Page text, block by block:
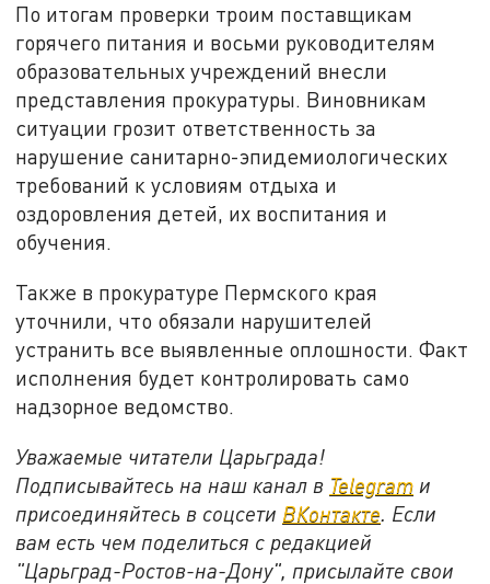
По итогам проверки троим поставщикам
горячего питания и восьми руководителям
образовательных учреждений внесли
представления прокуратуры. Виновникам
ситуации грозит ответственность за
нарушение санитарно-эпидемиологических
требований к условиям отдыха и
оздоровления детей, их воспитания и
обучения.
Также в прокуратуре Пермского края
уточнили, что обязали нарушителей
устранить все выявленные оплошности. Факт
исполнения будет контролировать само
надзорное ведомство.
Уважаемые читатели Царьграда!
Подписывайтесь на наш канал в Telegram и
присоединяйтесь в соцсети ВКонтакте . Если
вам есть чем поделиться с редакцией
"Царьград-Ростов-на-Дону", присылайте свои